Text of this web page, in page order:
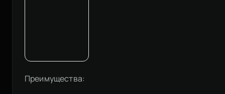
Преимущества: